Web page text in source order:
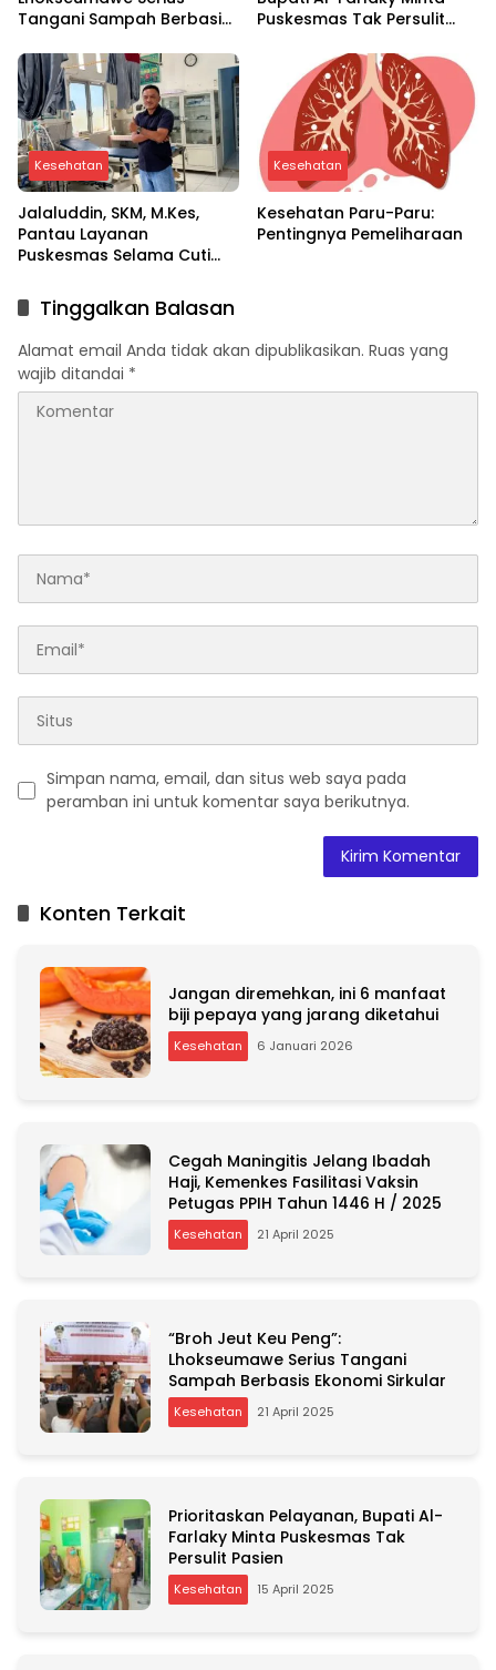
Tangani Sampah Berbasis
Puskesmas Tak Persulit
Kesehatan
Jalaluddin, SKM, M.Kes,
Pantau Layanan
Puskesmas Selama Cuti
Kesehatan
Kesehatan Paru-Paru:
Pentingnya Pemeliharaan
Tinggalkan Balasan
Alamat email Anda tidak akan dipublikasikan. Ruas yang
wajib ditandai *
Simpan nama, email, dan situs web saya pada
peramban ini untuk komentar saya berikutnya.
e Konten Terkait
Jangan diremehkan, ini 6 manfaat
biji pepaya yang jarang diketahui
Kesehatan 6 Januari 2026
Cegah Maningitis Jelang Ibadah
Haji, Kemenkes Fasilitasi Vaksin
Petugas PPIH Tahun 1446 H / 2025
Kesehatan 21 April 2025
“Broh Jeut Keu Peng”:
Lhokseumawe Serius Tangani
Sampah Berbasis Ekonomi Sirkular
Kesehatan 21 April 2025
Prioritaskan Pelayanan, Bupati Al-
Farlaky Minta Puskesmas Tak
Persulit Pasien
Kesehatan 15 April 2025